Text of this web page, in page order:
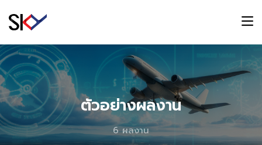
ตัวอย่างผลงาน
6 ผลงาน